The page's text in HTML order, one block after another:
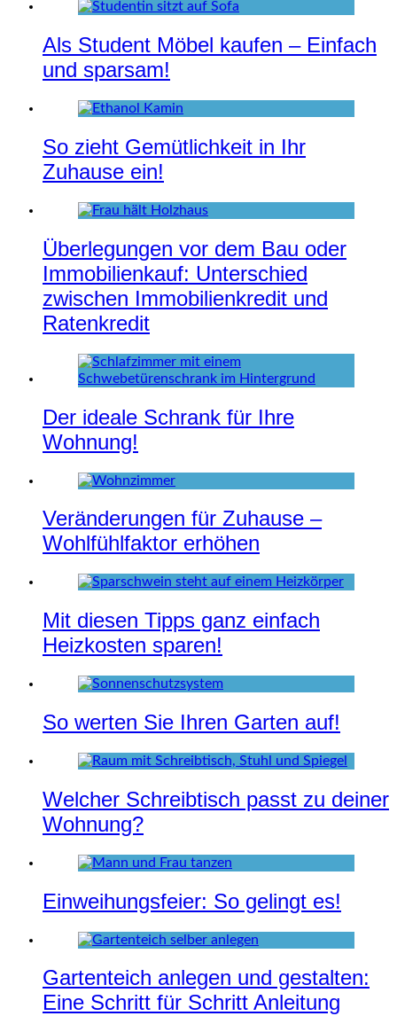
Als Student Möbel kaufen – Einfach
und sparsam!
So zieht Gemütlichkeit in Ihr
Zuhause ein!
Überlegungen vor dem Bau oder
Immobilienkauf: Unterschied
zwischen Immobilienkredit und
Ratenkredit
Der ideale Schrank für Ihre
Wohnung!
Veränderungen für Zuhause –
Wohlfühlfaktor erhöhen
Mit diesen Tipps ganz einfach
Heizkosten sparen!
So werten Sie Ihren Garten auf!
Welcher Schreibtisch passt zu deiner
Wohnung?
Einweihungsfeier: So gelingt es!
Gartenteich anlegen und gestalten:
Eine Schritt für Schritt Anleitung